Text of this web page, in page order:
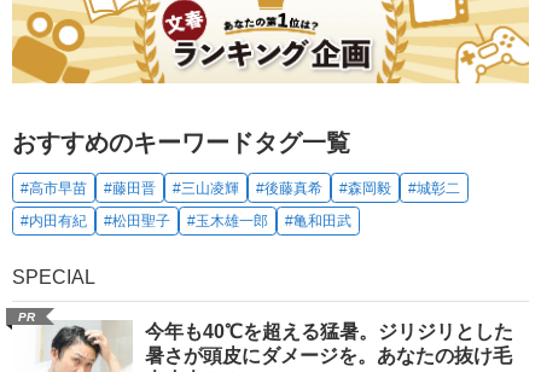
おすすめのキーワードタグ一覧
#高市早苗 #藤田晋 #三山凌輝 #後藤真希 #森岡毅
#城彰二
#内田有紀
#松田聖子 #玉木雄一郎 #亀和田武
SPECIAL
PR
今年も40℃を超える猛暑。ジリジリとした
暑さが頭皮にダメージを。あなたの抜け毛